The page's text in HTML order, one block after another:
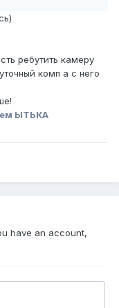
ребутить камеру
комп а с него
ЫТЬКА
have an account,